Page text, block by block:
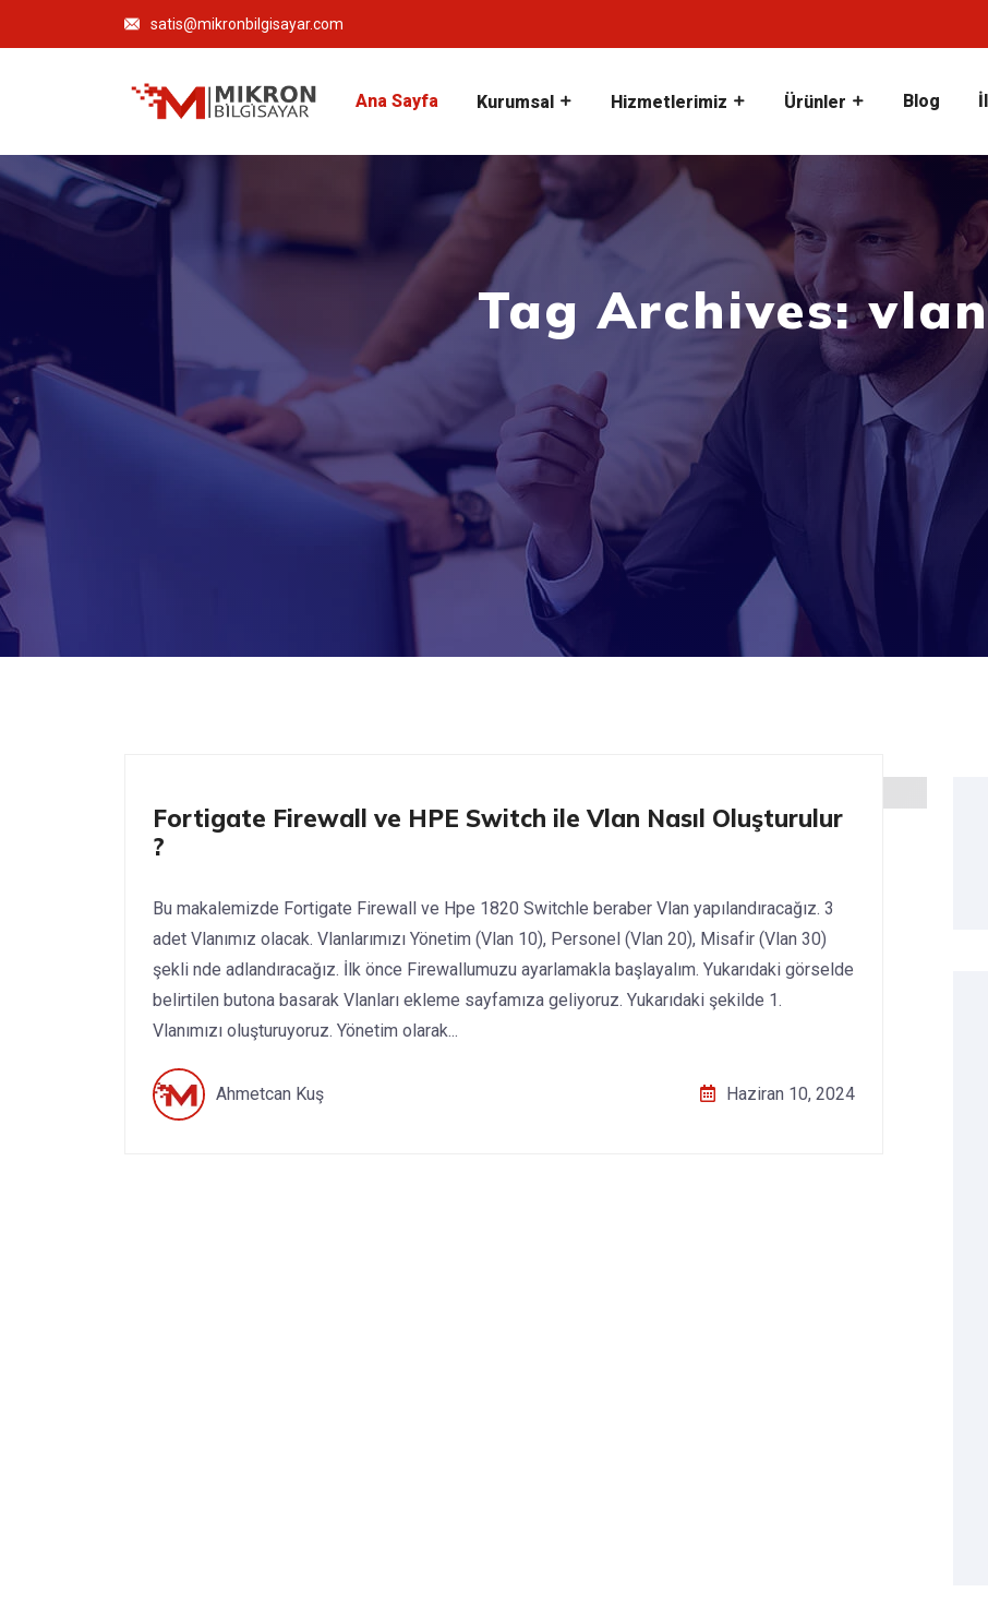
satis@mikronbilgisayar.com
Ana Sayfa Kurumsal Hizmetlerimiz Ürünler Blog
Tag Archives: vlan
Fortigate Firewall ve HPE Switch ile Vlan Nasıl Oluşturulur
?
Bu makalemizde Fortigate Firewall ve Hpe 1820 Switchle beraber Vlan yapılandıracağız. 3
adet Vlanımız olacak. Vlanlarımızı Yönetim (Vlan 10), Personel (Vlan 20), Misafir (Vlan 30)
şekli nde adlandıracağız. İlk önce Firewallumuzu ayarlamakla başlayalım. Yukarıdaki görselde
belirtilen butona basarak Vlanları ekleme sayfamıza geliyoruz. Yukarıdaki şekilde 1.
Vlanımızı oluşturuyoruz. Yönetim olarak...
Ahmetcan Kuş Haziran 10, 2024